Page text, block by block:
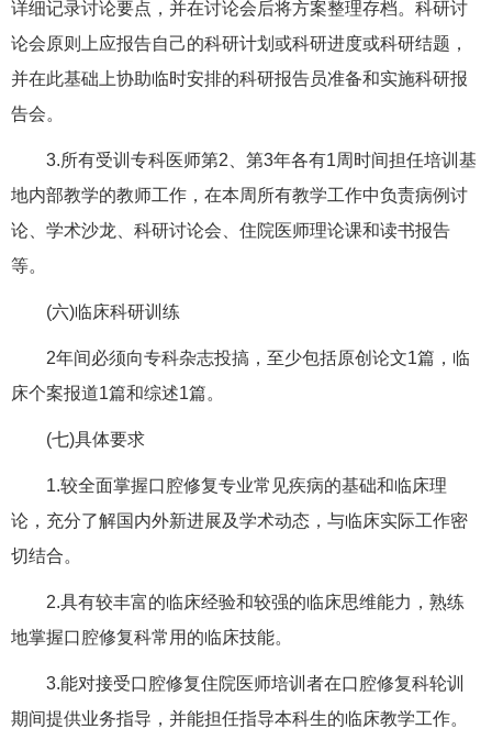
详细记录讨论要点，并在讨论会后将方案整理存档。科研讨
论会原则上应报告自己的科研计划或科研进度或科研结题，
并在此基础上协助临时安排的科研报告员准备和实施科研报
告会。
3.所有受训专科医师第2、第3年各有1周时间担任培训基
地内部教学的教师工作，在本周所有教学工作中负责病例讨
论、学术沙龙、科研讨论会、住院医师理论课和读书报告
等。
(六)临床科研训练
2年间必须向专科杂志投搞，至少包括原创论文1篇，临
床个案报道1篇和综述1篇。
(七)具体要求
1.较全面掌握口腔修复专业常见疾病的基础和临床理
论，充分了解国内外新进展及学术动态，与临床实际工作密
切结合。
2.具有较丰富的临床经验和较强的临床思维能力，熟练
地掌握口腔修复科常用的临床技能。
3.能对接受口腔修复住院医师培训者在口腔修复科轮训
期间提供业务指导，并能担任指导本科生的临床教学工作。